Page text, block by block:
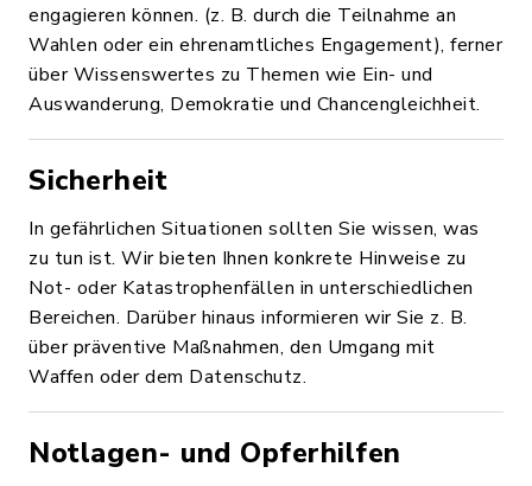
engagieren können. (z. B. durch die Teilnahme an
Wahlen oder ein ehrenamtliches Engagement), ferner
über Wissenswertes zu Themen wie Ein- und
Auswanderung, Demokratie und Chancengleichheit.
Sicherheit
In gefährlichen Situationen sollten Sie wissen, was
zu tun ist. Wir bieten Ihnen konkrete Hinweise zu
Not- oder Katastrophenfällen in unterschiedlichen
Bereichen. Darüber hinaus informieren wir Sie z. B.
über präventive Maßnahmen, den Umgang mit
Waffen oder dem Datenschutz.
Notlagen- und Opferhilfen